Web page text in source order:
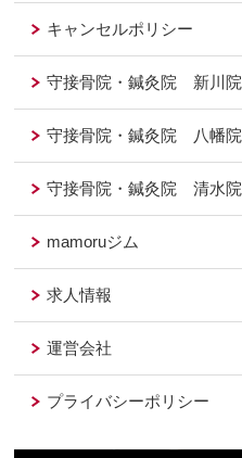
キャンセルポリシー
守接骨院・鍼灸院 新川院
守接骨院・鍼灸院 八幡院
守接骨院・鍼灸院 清水院
mamoruジム
求人情報
運営会社
プライバシーポリシー